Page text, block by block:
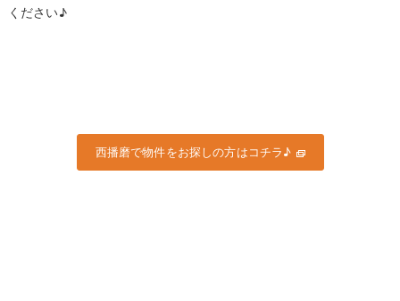
ください♪
西播磨で物件をお探しの方はコチラ♪